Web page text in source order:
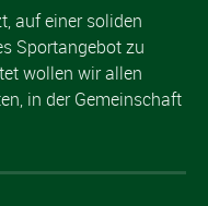
auf einer soliden
Sportangebot zu
wollen wir allen
in der Gemeinschaft